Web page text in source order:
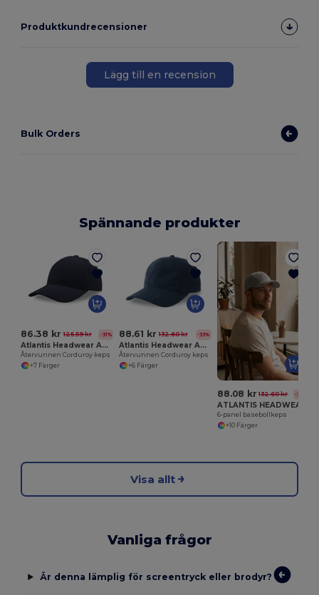
Produktkundrecensioner
Lägg till en recension
Bulk Orders
Spännande produkter
86.38 kr 125.59 kr -31%
Atlantis Headwear AT241
Återvunnen Corduroy keps
+7 Färger
88.61 kr 132.60 kr -33%
Atlantis Headwear AT242
Återvunnen Corduroy keps
+6 Färger
88.08 kr 132.60 kr -34%
6-panel basebollkeps
+10 Färger
Visa allt
Vanliga frågor
Är denna lämplig för screentryck eller brodyr?